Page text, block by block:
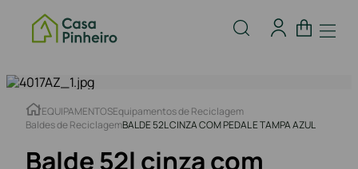
EQUIPAMENTOSEquipamentos de Reciclagem
Baldes de ReciclagemBALDE 52L CINZA COM PEDAL E TAMPA AZUL
Balde 52l cinza com